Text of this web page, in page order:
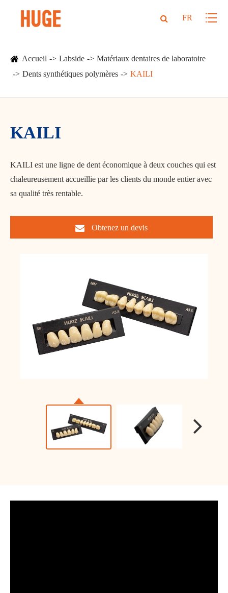
FR
Accueil Labside
Matériaux dentaires de laboratoire
Dents synthétiques polymères
KAILI
KAILI
KAILI est une ligne de dent économique à deux couches qui est
chaleureusement accueillie par les clients du monde entier avec
sa qualité très rentable.
Obtenez un devis